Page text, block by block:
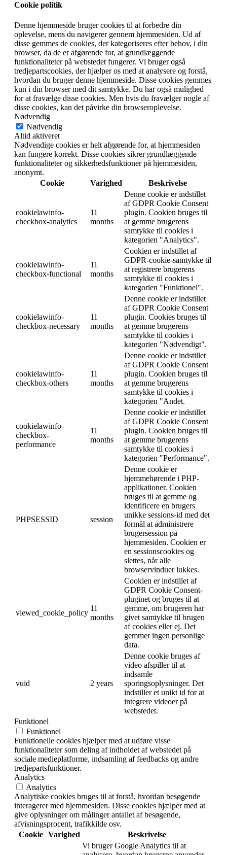
Cookie politik
Denne hjemmeside bruger cookies til at forbedre din
oplevelse, mens du navigerer gennem hjemmesiden. Ud af
disse gemmes de cookies, der kategoriseres efter behov, i din
browser, da de er afgørende for, at grundlæggende
funktionaliteter på webstedet fungerer. Vi bruger også
tredjepartscookies, der hjælper os med at analysere og forstå,
hvordan du bruger denne hjemmeside. Disse cookies gemmes
kun i din browser med dit samtykke. Du har også mulighed
for at fravælge disse cookies. Men hvis du fravælger nogle af
disse cookies, kan det påvirke din browseroplevelse.
Nødvendig
Nødvendig
Altid aktiveret
Nødvendige cookies er helt afgørende for, at hjemmesiden
kan fungere korrekt. Disse cookies sikrer grundlæggende
funktionaliteter og sikkerhedsfunktioner på hjemmesiden,
anonymt.
Cookie
Varighed Beskrivelse
cookielawinfo-
checkbox-analytics
11
months
Denne cookie er indstillet
af GDPR Cookie Consent
plugin. Cookien bruges til
at gemme brugerens
samtykke til cookies i
kategorien "Analytics".
cookielawinfo-
checkbox-functional
11
months
Cookien er indstillet af
GDPR-cookie-samtykke til
at registrere brugerens
samtykke til cookies i
kategorien "Funktionel".
cookielawinfo-
checkbox-necessary
11
months
Denne cookie er indstillet
af GDPR Cookie Consent
plugin. Cookies bruges til
at gemme brugerens
samtykke til cookies i
kategorien "Nødvendigt".
cookielawinfo-
checkbox-others
11
months
Denne cookie er indstillet
af GDPR Cookie Consent
plugin. Cookien bruges til
at gemme brugerens
samtykke til cookies i
kategorien "Andet.
cookielawinfo-
checkbox-
performance
11
months
Denne cookie er indstillet
af GDPR Cookie Consent
plugin. Cookien bruges til
at gemme brugerens
samtykke til cookies i
kategorien "Performance".
PHPSESSID session
Denne cookie er
hjemmehørende i PHP-
applikationer. Cookien
bruges til at gemme og
identificere en brugers
unikke sessions-id med det
formål at administrere
brugersession på
hjemmesiden. Cookien er
en sessionscookies og
slettes, når alle
browservinduer lukkes.
viewed_cookie_policy
11
months
Cookien er indstillet af
GDPR Cookie Consent-
pluginet og bruges til at
gemme, om brugeren har
givet samtykke til brugen
af cookies eller ej. Det
gemmer ingen personlige
data.
vuid 2 years
Denne cookie bruges af
video afspiller til at
indsamle
sporingsoplysninger. Det
indstiller et unikt id for at
integrere videoer på
webstedet.
Funktionel
Funktionel
Funktionelle cookies hjælper med at udføre visse
funktionaliteter som deling af indholdet af webstedet på
sociale medieplatforme, indsamling af feedbacks og andre
tredjepartsfunktioner.
Analytics
Analytics
Analytiske cookies bruges til at forstå, hvordan besøgende
interagerer med hjemmesiden. Disse cookies hjælper med at
give oplysninger om målinger antallet af besøgende,
afvisningsprocent, trafikkilde osv.
Cookie Varighed
Beskrivelse
Vi bruger Google Analytics til at